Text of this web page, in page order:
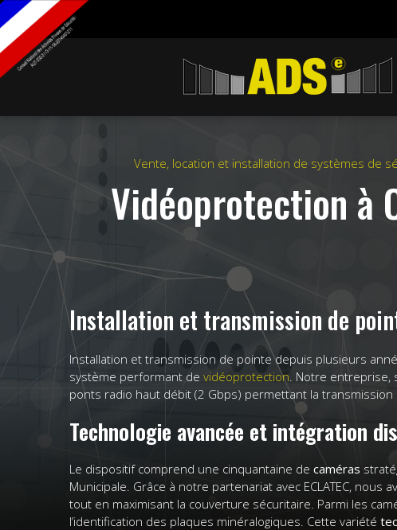
Vente, location et installation de systèmes de
Vidéoprotection à
Installation et transmission de
Installation et transmission de pointe depuis plusieurs
système performant de vidéoprotection. Notre entreprise,
ponts radio haut débit (2 Gbps) permettant la
Technologie avancée et intégration
Le dispositif comprend une cinquantaine de caméras
Municipale. Grâce à notre partenariat avec ECLATEC,
tout en maximisant la couverture sécuritaire. Parmi les
l’identification des plaques minéralogiques. Cette variété
Panneau de gestion des cookies